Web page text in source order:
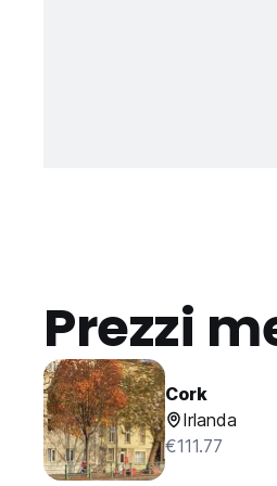
Prezzi
Cork
Irlanda
€111.77